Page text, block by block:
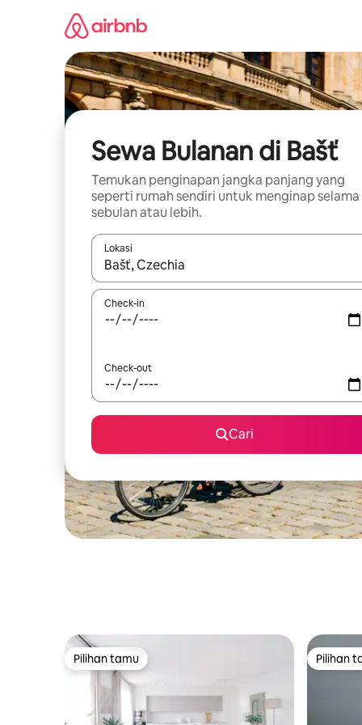
Sewa Bulanan di Bašť
Temukan penginapan jangka panjang yang
seperti rumah sendiri untuk menginap selama
sebulan atau lebih.
Lokasi
Jika hasil yang dicari tersedia, telusuri dengan
Check-in
Check-out
Cari
Pilihan tamu
Pilihan tamu Pilihan
Pilihan